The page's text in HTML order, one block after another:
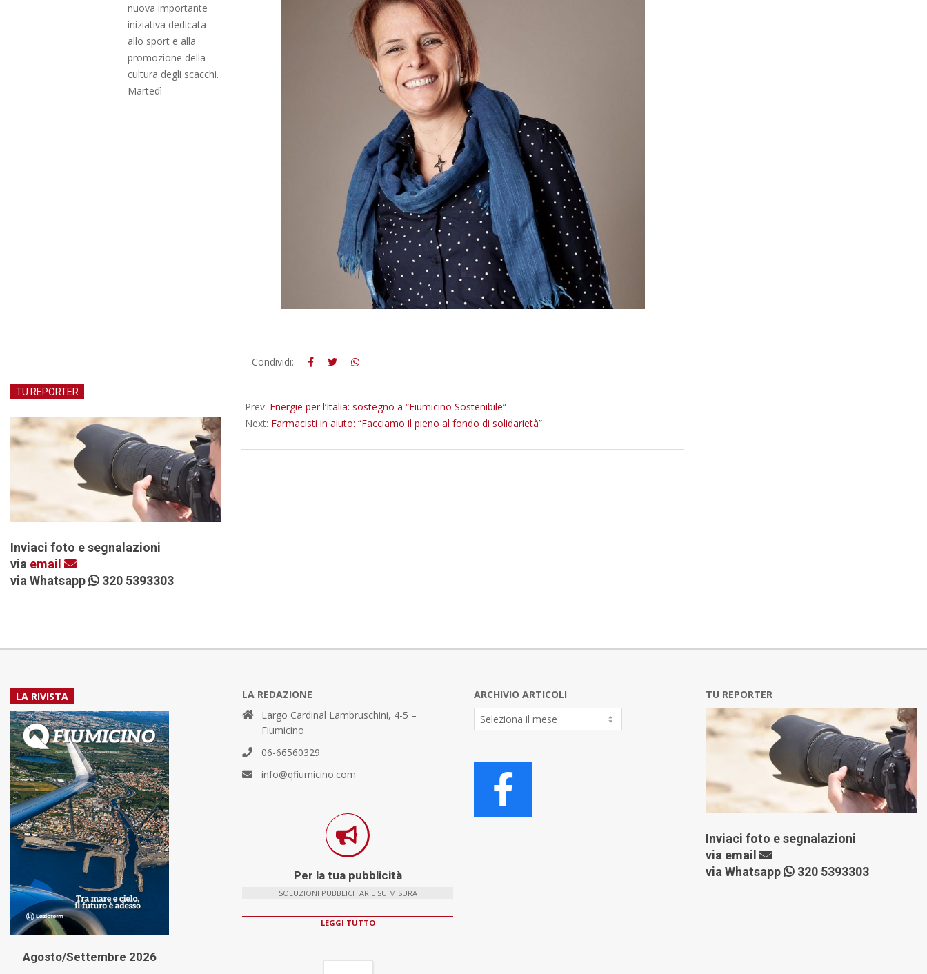
2019-
07-
Condividi:
Prev: Energie per l’Italia: sostegno a “Fiumicino Sostenibile”
Next: Farmacisti in aiuto: “Facciamo il pieno al fondo di solidarietà”
nuova importante
iniziativa dedicata
allo sport e alla
promozione della
cultura degli scacchi.
Martedì
TU REPORTER
Inviaci foto e segnalazioni
via email
via Whatsapp
320 5393303
LA RIVISTA
Agosto/Settembre 2026
LA REDAZIONE
Largo Cardinal Lambruschini, 4-5 –
Fiumicino
06-66560329
info@qfiumicino.com
Per la tua pubblicità
SOLUZIONI PUBBLICITARIE SU MISURA
LEGGI TUTTO
ARCHIVIO ARTICOLI
Archivio
Articoli
TU REPORTER
Inviaci foto e segnalazioni
via email
via Whatsapp
320 5393303